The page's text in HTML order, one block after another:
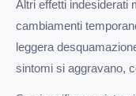
Altri effetti indesiderati
cambiamenti
leggera
sintomi si aggravano,